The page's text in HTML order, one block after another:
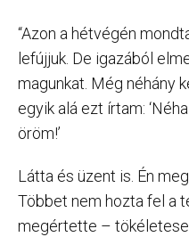
“Azon a hétvégén
lefújjuk. De igazából
magunkat. Még néhány
egyik alá ezt írtam:
öröm!’
Látta és üzent is. Én
Többet nem hozta fel a
megértette –